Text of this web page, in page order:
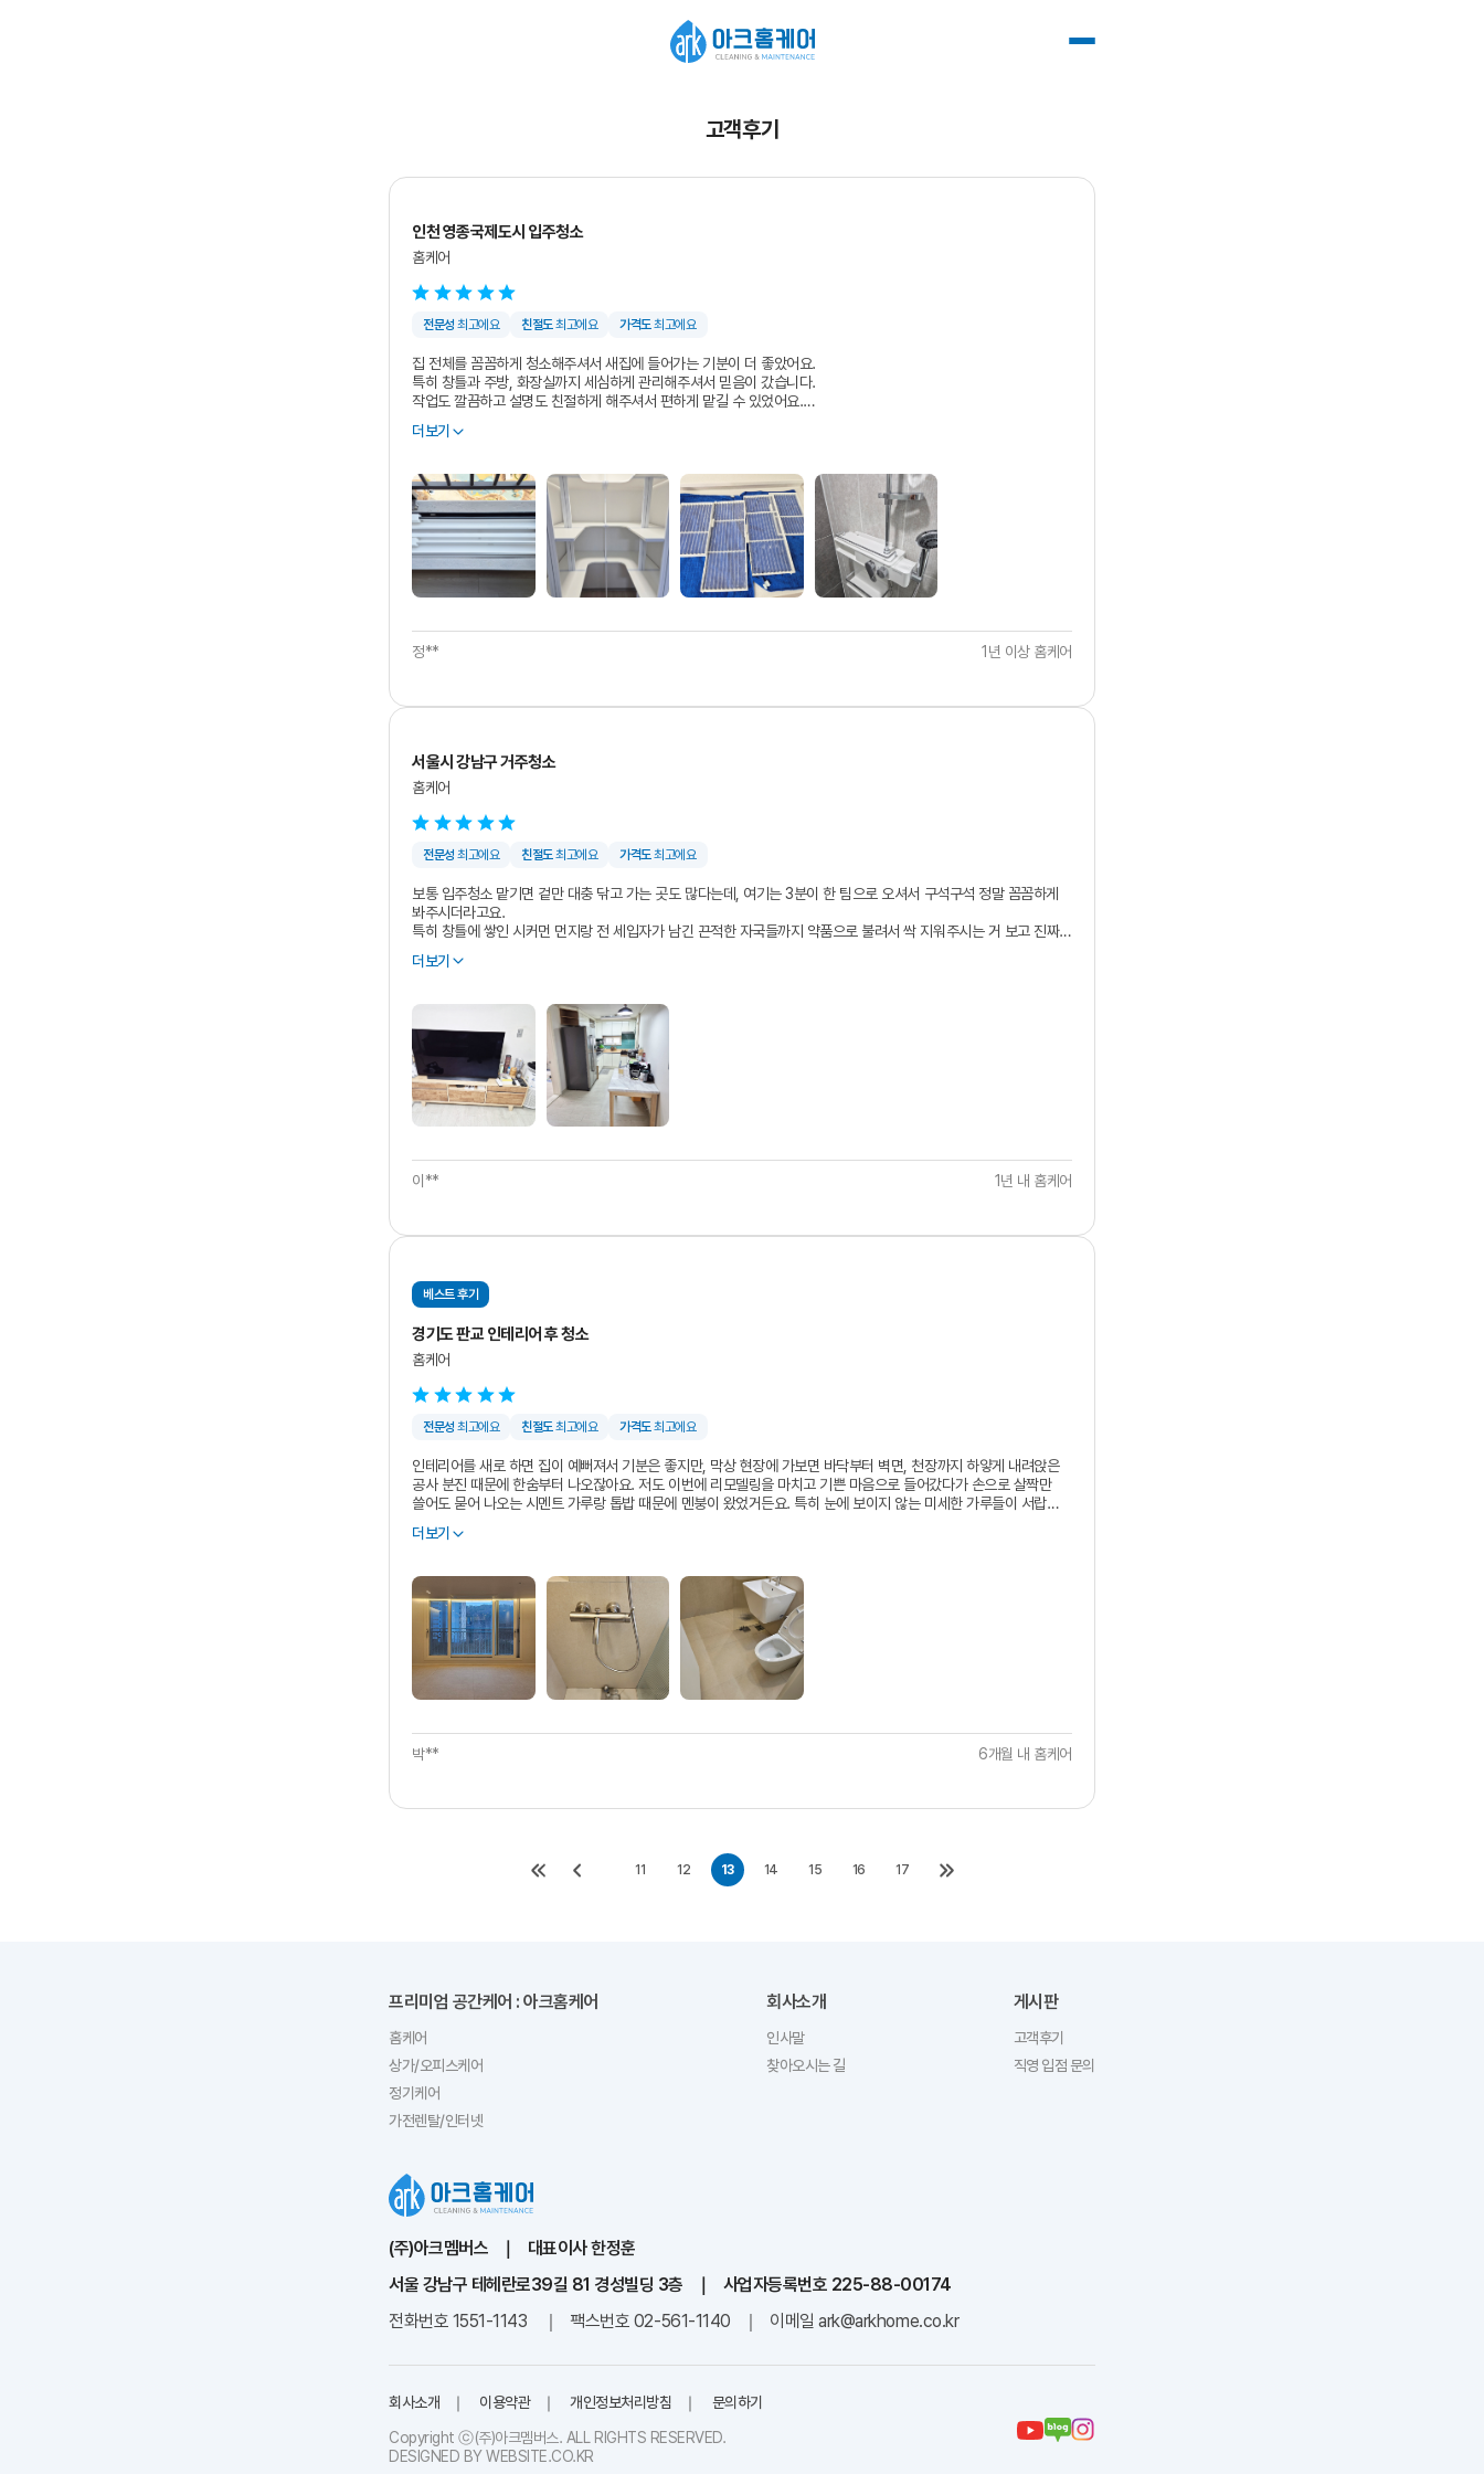
고객후기
인천 영종국제도시 입주청소
홈케어
전문성 최고에요 친절도최고에요 가격도최고에요
집 전체를 꼼꼼하게 청소해주셔서 새집에 들어가는 기분이 더 좋았어요.
특히 창틀과 주방, 화장실까지 세심하게 관리해주셔서 믿음이 갔습니다.
작업도 깔끔하고 설명도 친절하게 해주셔서 편하게 맡길 수 있었어요.
영종국제도시 입주청소 찾는 분들께 추천하고 싶습니다. 👍
정** 1년 이상 홈케어
서울시 강남구 거주청소
홈케어
전문성 최고에요 친절도 최고에요 가격도 최고에요
보통 입주청소 맡기면 겉만 대충 닦고 가는 곳도 많다는데, 여기는 3분이 한 팀으로 오셔서 구석구석 정말 꼼꼼하게
봐주시더라고요.
특히 창틀에 쌓인 시커먼 먼지랑 전 세입자가 남긴 끈적한 자국들까지 약품으로 불려서 싹 지워주시는 거 보고 진짜
전문가구나 싶었어요.
화장실 배수구랑 주방 싱크대도 고온 스팀으로 소독해 주셔서 특유의 퀴퀴한 냄새가 싹 사라진 게 제일 마음에
청소 끝나고 나서는 UV 살균에 피톤치드까지 집안 전체에 뿌려주시는데,
문 열고 들어갈 때 그 상쾌한 숲 향기 덕분에 이제야 진짜 내 집이 됐구나 하는 실감이 났습니다.
제가 놓친 부분까지 팀장님이 먼저 체크해서 보여주시고,
일주일 동안은 AS도 확실히 책임지겠다고 말씀해 주셔서 더 믿음이 갔던 것 같아요.
강남권 근처에서 이사 준비하면서 청소 때문에 골머리 썩고 계신 분들이라면 고민 말고 꼭 한 번 상담받아 보세요.
감사합니다. 앞으로도 최선을 다하겠습니다.
이** 1년 내 홈케어
베스트 후기
경기도 판교 인테리어 후 청소
홈케어
전문성 최고에요 친절도최고에요 가격도최고에요
인테리어를 새로 하면 집이 예뻐져서 기분은 좋지만, 막상 현장에 가보면 바닥부터 벽면, 천장까지 하얗게 내려앉은
공사 분진 때문에 한숨부터 나오잖아요. 저도 이번에 리모델링을 마치고 기쁜 마음으로 들어갔다가 손으로 살짝만
쓸어도 묻어 나오는 시멘트 가루랑 톱밥 때문에 멘붕이 왔었거든요. 특히 눈에 보이지 않는 미세한 가루들이 서랍
안쪽이랑 전등 갓 위까지 침투해 있어서 이건 도저히 일반적인 청소로는 답이 없겠다 싶어 아크홈케어에 도움을
요청했습니다.
확실히 전문가분들이 오시니까 접근 방식부터가 다르더라고요. 인테리어 후 청소의 핵심은 단순히 닦는 게 아니라 이
'미세 분진'을 얼마나 완벽하게 제거하느냐인데, 천장 몰딩부터 벽지 겉면, 그리고 서랍장을 일일이 다 탈거해서 그
안쪽에 숨은 톱밥까지 기계로 빨아들이고 닦아내 주셨어요. 특히 화장실 타일에 남은 뿌연 백시멘트 자국이나 창틀
틈새에 박힌 공사 잔여물들도 전용 약품으로 자극 없이 말끔하게 지워주시는 걸 보고 정말 안심이 됐습니다.
가장 만족스러웠던 건 청소 후에 진행된 살균 케어였어요. 새 가구랑 자재에서 나오는 특유의 독한 냄새 때문에
머리가 좀 아팠는데, 고농축 피톤치드랑 UV 살균 작업을 집안 전체에 꼼꼼하게 해주신 덕분에 공기 자체가 한결
무조건 추천해주고 싶은 마음입니다.
박** 6개월 내 홈케어
11 12 13 14 15 16 17
프리미엄 공간케어 : 아크홈케어
홈케어
상가/오피스케어
정기케어
가전렌탈/인터넷
회사소개
인사말
찾아오시는 길
게시판
고객후기
직영 입점 문의
(주)아크멤버스 대표이사한정훈
서울 강남구 테헤란로39길 81 경성빌딩 3층
사업자등록번호 225-88-00174
전화번호 1551-1143 팩스번호 02-561-1140 이메일 ark@arkhome.co.kr
회사소개 이용약관 개인정보처리방침
문의하기
Copyright ⓒ(주)아크멤버스. ALL RIGHTS RESERVED.
DESIGNED BYWEBSITE.CO.KR